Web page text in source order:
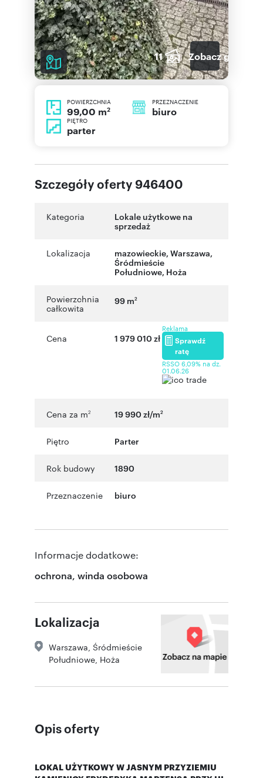
11 Zobacz galerię
POWIERZCHNIA
99,00 m2
PRZEZNACZENIE
biuro
PIĘTRO
parter
Szczegóły oferty 946400
Kategoria
Lokale użytkowe na
sprzedaż
Lokalizacja mazowieckie, Warszawa,
Śródmieście
Południowe, Hoża
Powierzchnia
całkowita
99 m2
Cena 1 979 010 zł
Reklama
Sprawdź
ratę
RSSO 6,09% na dz.
01.06.26
Cena za m2 19 990 zł/m2
Piętro Parter
Rok budowy 1890
Przeznaczenie biuro
Informacje dodatkowe:
ochrona, winda osobowa
Lokalizacja
Warszawa Śródmieście
Południowe Hoża
Opis oferty
LOKAL UŻYTKOWY W JASNYM PRZYZIEMIU